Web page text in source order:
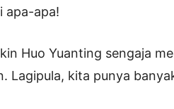
apa-apa!
Huo Yuanting sengaja
Lagipula, kita punya